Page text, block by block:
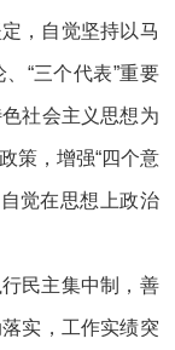
，自觉坚持以马
“三个代表”重要
社会主义思想为
策，增强“四个意
自觉在思想上政治
民主集中制，善
实，工作实绩突